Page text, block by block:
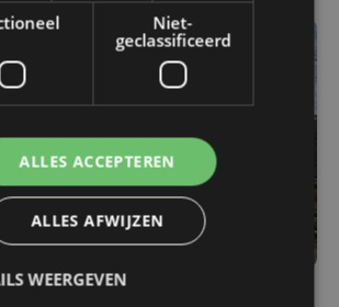
Niet-
geclassificeerd
ALLES ACCEPTEREN
ALLES AFWIJZEN
WEERGEVEN